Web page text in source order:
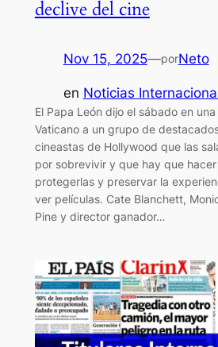
declive del cine
Nov 15, 2025—porNeto
en Noticias
El Papa León dijo el sábado en
Vaticano a un grupo de
cineastas de Hollywood que las
por sobrevivir y que hay que
protegerlas y preservar la
ver películas. Cate Blanchett,
Pine y director ganador…